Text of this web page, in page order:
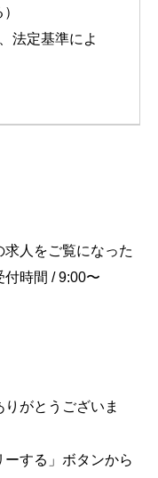
法定基準によ
人をご覧になった
時間 / 9:00〜
がとうございま
する」ボタンから